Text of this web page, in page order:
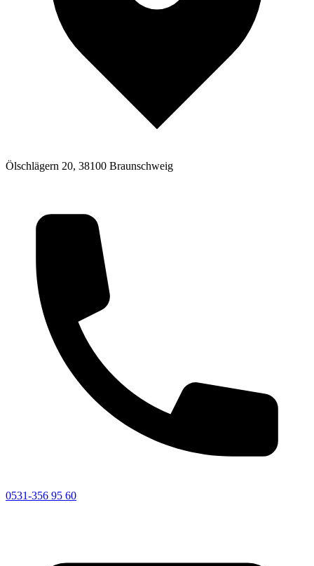
Ölschlägern 20, 38100 Braunschweig
0531-356 95 60